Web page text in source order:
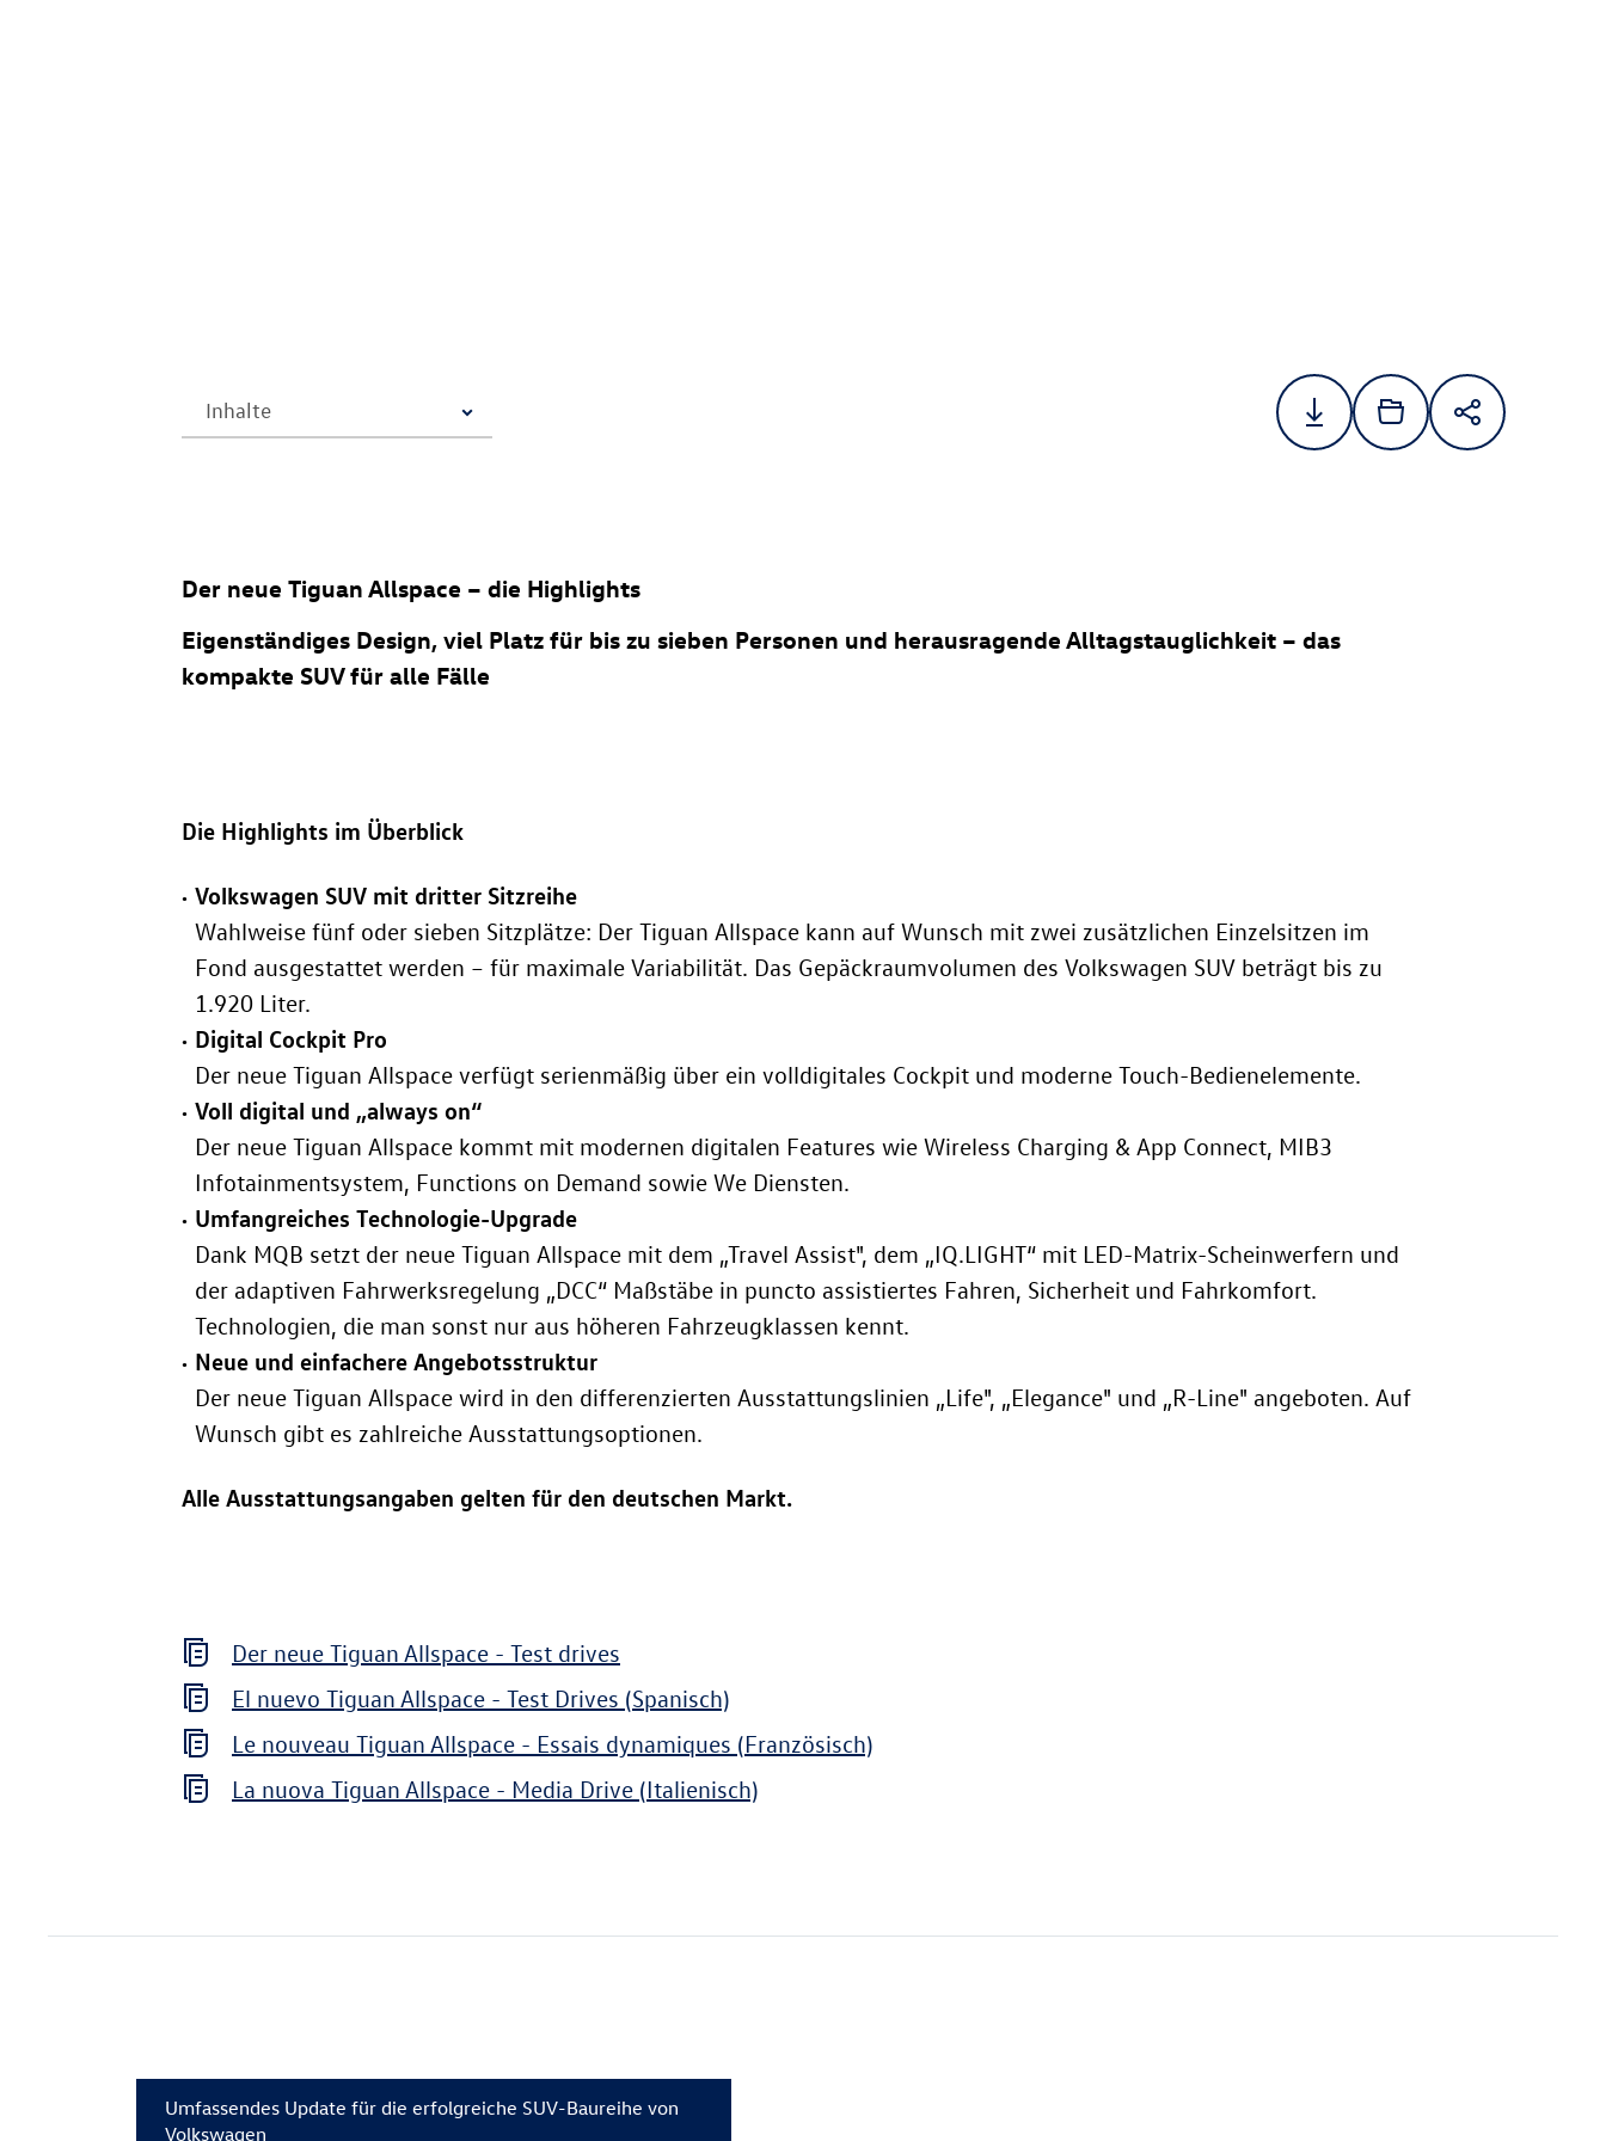
Der neue Tiguan Allspace – die Highlights
Eigenständiges Design, viel Platz für bis zu sieben Personen und herausragende Alltagstauglichkeit – das
kompakte SUV für alle Fälle
Die Highlights im Überblick
Volkswagen SUV mit dritter Sitzreihe
Wahlweise fünf oder sieben Sitzplätze: Der Tiguan Allspace kann auf Wunsch mit zwei zusätzlichen Einzelsitzen im
Fond ausgestattet werden – für maximale Variabilität. Das Gepäckraumvolumen des Volkswagen SUV beträgt bis zu
1.920 Liter.
Digital Cockpit Pro
Der neue Tiguan Allspace verfügt serienmäßig über ein volldigitales Cockpit und moderne Touch-Bedienelemente.
Voll digital und „always on“
Der neue Tiguan Allspace kommt mit modernen digitalen Features wie Wireless Charging & App Connect, MIB3
Infotainmentsystem, Functions on Demand sowie We Diensten.
Umfangreiches Technologie-Upgrade
Dank MQB setzt der neue Tiguan Allspace mit dem „Travel Assist", dem „IQ.LIGHT“ mit LED-Matrix-Scheinwerfern und
der adaptiven Fahrwerksregelung „DCC“ Maßstäbe in puncto assistiertes Fahren, Sicherheit und Fahrkomfort.
Technologien, die man sonst nur aus höheren Fahrzeugklassen kennt.
Neue und einfachere Angebotsstruktur
Der neue Tiguan Allspace wird in den differenzierten Ausstattungslinien „Life", „Elegance" und „R-Line" angeboten. Auf
Wunsch gibt es zahlreiche Ausstattungsoptionen.
Alle Ausstattungsangaben gelten für den deutschen Markt.
Der neue Tiguan Allspace - Test drives
El nuevo Tiguan Allspace - Test Drives (Spanisch)
Le nouveau Tiguan Allspace - Essais dynamiques (Französisch)
La nuova Tiguan Allspace - Media Drive (Italienisch)
Umfassendes Update für die erfolgreiche SUV-Baureihe von
Volkswagen